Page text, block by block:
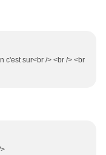
c'est sur<br /> <br /> <br